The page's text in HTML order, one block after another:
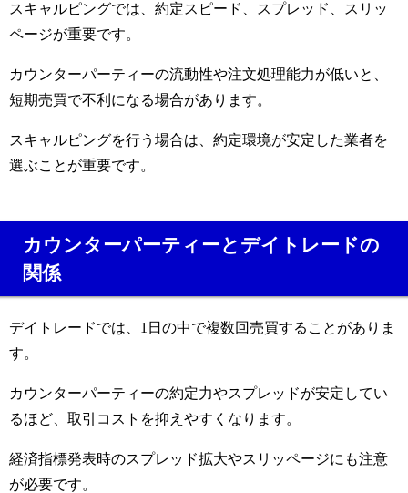
スキャルピングでは、約定スピード、スプレッド、スリッ
ページが重要です。
カウンターパーティーの流動性や注文処理能力が低いと、
短期売買で不利になる場合があります。
スキャルピングを行う場合は、約定環境が安定した業者を
選ぶことが重要です。
カウンターパーティーとデイトレードの
関係
デイトレードでは、1日の中で複数回売買することがありま
す。
カウンターパーティーの約定力やスプレッドが安定してい
るほど、取引コストを抑えやすくなります。
経済指標発表時のスプレッド拡大やスリッページにも注意
が必要です。